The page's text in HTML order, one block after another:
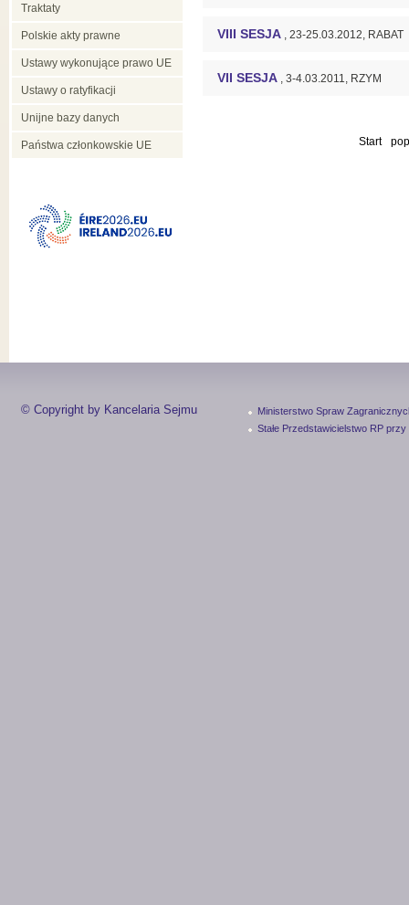
Traktaty
Polskie akty prawne
Ustawy wykonujące prawo UE
Ustawy o ratyfikacji
Unijne bazy danych
Państwa członkowskie UE
VIII SESJA , 23-25.03.2012, RABAT
VII SESJA , 3-4.03.2011, RZYM
Start
© Copyright by Kancelaria Sejmu
Ministerstwo Spraw
Stałe Przedstawicielstwo RP przy